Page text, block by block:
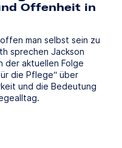
Offenheit in
man selbst sein zu
sprechen Jackson
der aktuellen Folge
die Pflege“ über
und die Bedeutung